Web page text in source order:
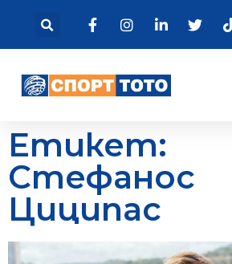
Етикет:
Стефанос
Циципас